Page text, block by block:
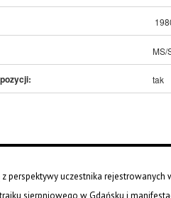
MS/
tak
perspektywy uczestnika
sierpniowego w Gdańsku i